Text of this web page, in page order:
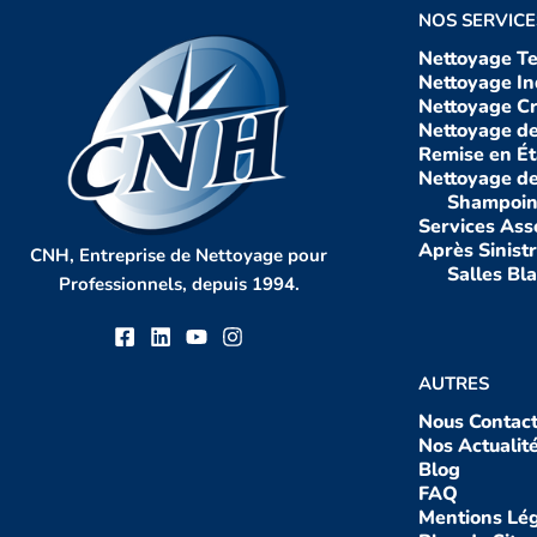
CNH, Entreprise de Nettoyage pour
Professionnels, depuis 1994.
NOS
Nettoyage
Nettoyage
Nettoyage
Nettoyage
Remise en
Nettoyage
Services
Après
Salles
AUTRES
Nous
Nos
Blog
FAQ
Mentions